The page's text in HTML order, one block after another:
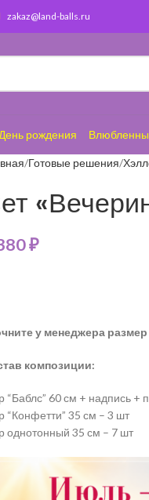
zakaz@land-balls.ru
День рождения
Готовые решения
₽
у менеджера
композиции:
“Баблс” 60 см + надпись +
“Конфетти” 35 см – 3 шт
однотонный 35 см – 7 шт